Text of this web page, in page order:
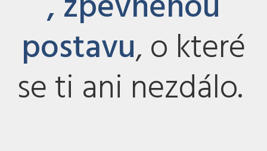
postavu, o které
se ti ani nezdálo.